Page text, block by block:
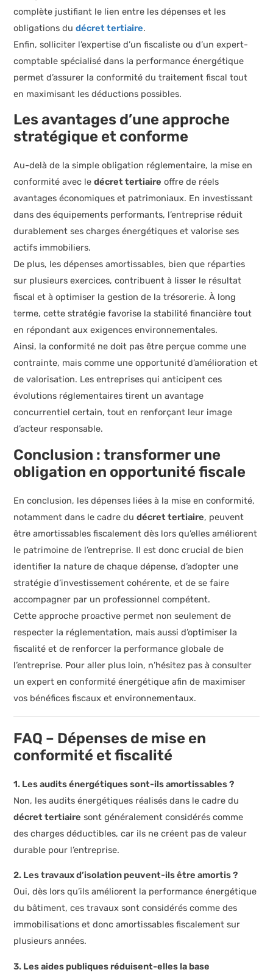
complète justifiant le lien entre les dépenses et les
obligations dudécret tertiaire.
Enfin, solliciter l’expertise d’un fiscaliste ou d’un expert-
comptable spécialisé dans la performance énergétique
permet d’assurer la conformité du traitement fiscal tout
en maximisant les déductions possibles.
Les avantages d’une approche
stratégique et conforme
Au-delà de la simple obligation réglementaire, la mise en
conformité avec ledécret tertiaire offre de réels
avantages économiques et patrimoniaux. En investissant
dans des équipements performants, l’entreprise réduit
durablement ses charges énergétiques et valorise ses
actifs immobiliers.
De plus, les dépenses amortissables, bien que réparties
sur plusieurs exercices, contribuent à lisser le résultat
fiscal et à optimiser la gestion de la trésorerie. À long
terme, cette stratégie favorise la stabilité financière tout
en répondant aux exigences environnementales.
Ainsi, la conformité ne doit pas être perçue comme une
contrainte, mais comme une opportunité d’amélioration et
de valorisation. Les entreprises qui anticipent ces
évolutions réglementaires tirent un avantage
concurrentiel certain, tout en renforçant leur image
d’acteur responsable.
Conclusion : transformer une
obligation en opportunité fiscale
En conclusion, les dépenses liées à la mise en conformité,
notamment dans le cadre dudécret tertiaire, peuvent
être amortissables fiscalement dès lors qu’elles améliorent
le patrimoine de l’entreprise. Il est donc crucial de bien
identifier la nature de chaque dépense, d’adopter une
stratégie d’investissement cohérente, et de se faire
accompagner par un professionnel compétent.
Cette approche proactive permet non seulement de
respecter la réglementation, mais aussi d’optimiser la
fiscalité et de renforcer la performance globale de
l’entreprise. Pour aller plus loin, n’hésitez pas à consulter
un expert en conformité énergétique afin de maximiser
vos bénéfices fiscaux et environnementaux.
FAQ – Dépenses de mise en
conformité et fiscalité
1. Les audits énergétiques sont-ils amortissables ?
Non, les audits énergétiques réalisés dans le cadre du
décret tertiaire sont généralement considérés comme
des charges déductibles, car ils ne créent pas de valeur
durable pour l’entreprise.
2. Les travaux d’isolation peuvent-ils être amortis ?
Oui, dès lors qu’ils améliorent la performance énergétique
du bâtiment, ces travaux sont considérés comme des
immobilisations et donc amortissables fiscalement sur
plusieurs années.
3. Les aides publiques réduisent-elles la base